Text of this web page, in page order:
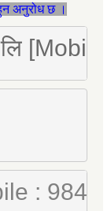
अनुरोध छ ।
लि
: